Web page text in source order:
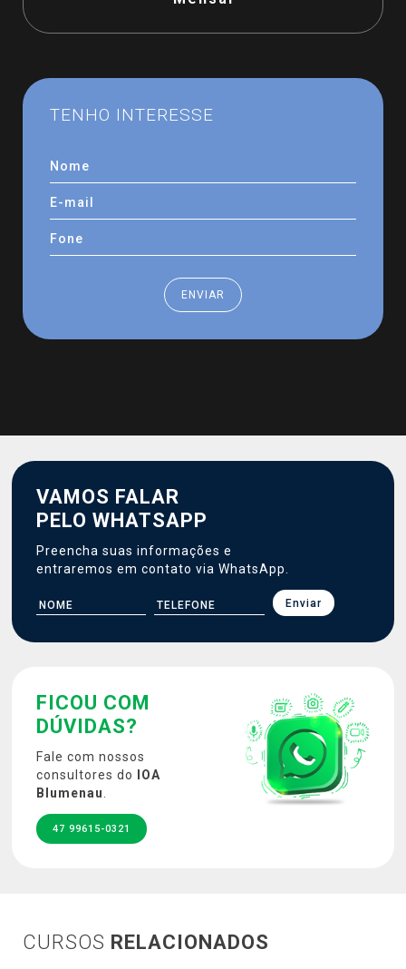
TENHO INTERESSE
ENVIAR
VAMOS FALAR
PELO WHATSAPP
Preencha suas informações e
entraremos em contato via WhatsApp.
Enviar
FICOU COM
DÚVIDAS?
Fale com nossos
consultores do
IOA
Blumenau
47 99615-0321
CURSOS RELACIONADOS